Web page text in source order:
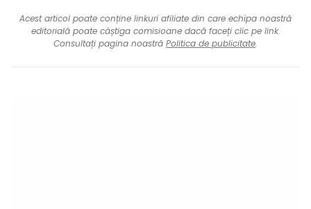
Acest articol poate conține linkuri afiliate din care echipa noastră
editorială poate câștiga comisioane dacă faceți clic pe link.
Consultați pagina noastră Politica de publicitate.